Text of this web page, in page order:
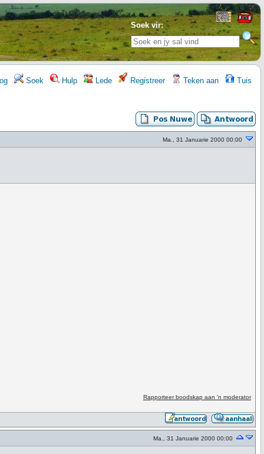
Soek vir:
Soek Hulp Lede Registreer Teken aan Tuis
Ma., 31 Januarie 2000 00:00
Rapporteer boodskap aan 'n moderator
Ma., 31 Januarie 2000 00:00